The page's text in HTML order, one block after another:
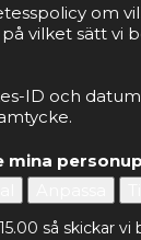
om
vilket sätt vi
ID och
mina
så skickar